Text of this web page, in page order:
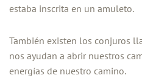
estaba inscrita en un amuleto.
También existen los conjuros
nos ayudan a abrir nuestros
energías de nuestro camino.